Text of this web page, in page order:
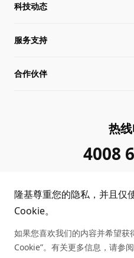
关于隆基
全球化布局
管理层信息
投诉举报
合规政策
科技动态
硅片价格
行业动态
服务支持
下载中心
客户问题反馈
收益计算
合作伙伴
协同创新合作
热
4008
Copyright © 2026 隆
隆基尊重您的隐私，并且仅
Cookie。
如果您喜欢我们的内容并希望获
Cookie”。有关更多信息，请参